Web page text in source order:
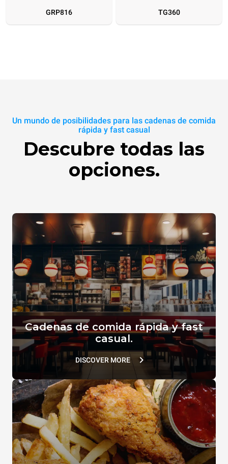
GRP816
TG360
HOT VACUUMVACUUM.100
VACUUM.LIDSUPERHOLDING LID
MULTI.Day HOT VACUUM
XUC175
VACUUM.100
TG111
VACUUM.LID
TG110
SUPERHOLDING LID
TG802
MULTI.Day BAGS
XUC137
Un mundo de posibilidades para las cadenas de comida
rápida y fast casual
Descubre todas las
opciones.
Cadenas de comida rápida y fast
casual.
DISCOVER MORE